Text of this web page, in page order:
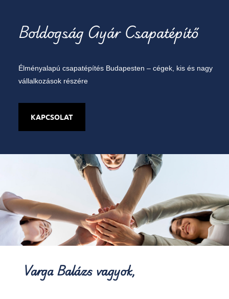
Boldogság Gyár Csapatépítő
Élményalapú csapatépítés Budapesten – cégek, kis és nagy
vállalkozások részére
KAPCSOLAT
Varga Balázs vagyok,